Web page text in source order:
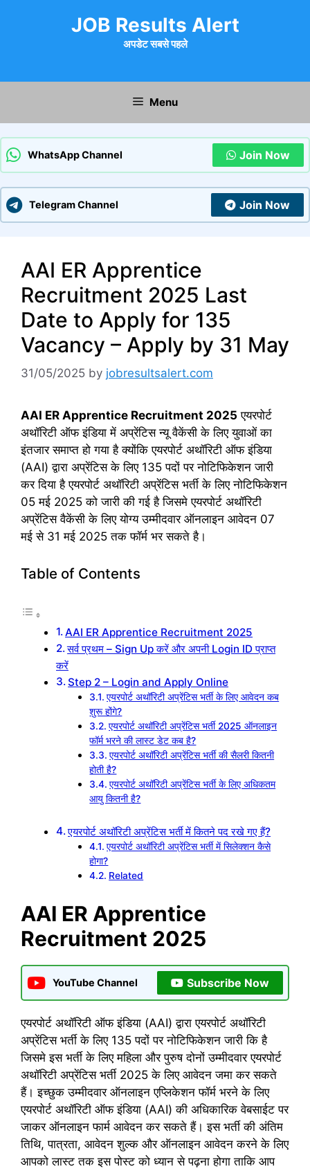
JOB Results Alert
अपडेट सबसे पहले
Menu
WhatsApp Channel Join Now
Telegram Channel Join Now
AAI ER Apprentice
Recruitment 2025 Last
Date to Apply for 135
Vacancy – Apply by 31 May
31/05/2025 by jobresultsalert.com
AAI ER Apprentice Recruitment 2025 एयरपोर्ट
अथॉरिटी ऑफ इंडिया में अप्रेंटिस न्यू वैकेंसी के लिए युवाओं का
इंतजार समाप्त हो गया है क्योंकि एयरपोर्ट अथॉरिटी ऑफ इंडिया
(AAI) द्वारा अप्रेंटिस के लिए 135 पदों पर नोटिफिकेशन जारी
कर दिया है एयरपोर्ट अथॉरिटी अप्रेंटिस भर्ती के लिए नोटिफिकेशन
05 मई 2025 को जारी की गई है जिसमे एयरपोर्ट अथॉरिटी
अप्रेंटिस वैकेंसी के लिए योग्य उम्मीदवार ऑनलाइन आवेदन 07
मई से 31 मई 2025 तक फॉर्म भर सकते है।
Table of Contents
AAI ER Apprentice Recruitment 2025
सर्व प्रथम – Sign Up करें और अपनी Login ID प्राप्त
करें
Step 2 – Login and Apply Online
एयरपोर्ट अथॉरिटी अप्रेंटिस भर्ती के लिए आवेदन कब
शुरू होंगे?
एयरपोर्ट अथॉरिटी अप्रेंटिस भर्ती 2025 ऑनलाइन
फॉर्म भरने की लास्ट डेट कब है?
एयरपोर्ट अथॉरिटी अप्रेंटिस भर्ती की सैलरी कितनी
होती है?
एयरपोर्ट अथॉरिटी अप्रेंटिस भर्ती के लिए अधिकतम
आयु कितनी है?
एयरपोर्ट अथॉरिटी अप्रेंटिस भर्ती में कितने पद रखे गए हैं?
एयरपोर्ट अथॉरिटी अप्रेंटिस भर्ती में सिलेक्शन कैसे
होगा?
Related
AAI ER Apprentice
Recruitment 2025
YouTube Channel Subscribe Now
एयरपोर्ट अथॉरिटी ऑफ इंडिया (AAI) द्वारा एयरपोर्ट अथॉरिटी
अप्रेंटिस भर्ती के लिए 135 पदों पर नोटिफिकेशन जारी कि है
जिसमे इस भर्ती के लिए महिला और पुरुष दोनों उम्मीदवार एयरपोर्ट
अथॉरिटी अप्रेंटिस भर्ती 2025 के लिए आवेदन जमा कर सकते
हैं। इच्छुक उम्मीदवार ऑनलाइन एप्लिकेशन फॉर्म भरने के लिए
एयरपोर्ट अथॉरिटी ऑफ इंडिया (AAI) की अधिकारिक वेबसाईट पर
जाकर ऑनलाइन फार्म आवेदन कर सकते हैं। इस भर्ती की अंतिम
तिथि, पात्रता, आवेदन शुल्क और ऑनलाइन आवेदन करने के लिए
आपको लास्ट तक इस पोस्ट को ध्यान से पढ़ना होगा ताकि आप